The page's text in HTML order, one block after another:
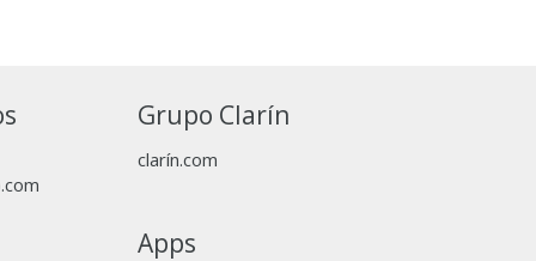
Grupo Clarín
clarín.com
Apps